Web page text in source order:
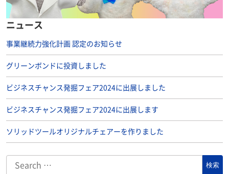
ニュース
事業継続力強化計画 認定のお知らせ
グリーンボンドに投資しました
ビジネスチャンス発掘フェア2024に出展しました
ビジネスチャンス発掘フェア2024に出展します
ソリッドツールオリジナルチェアーを作りました